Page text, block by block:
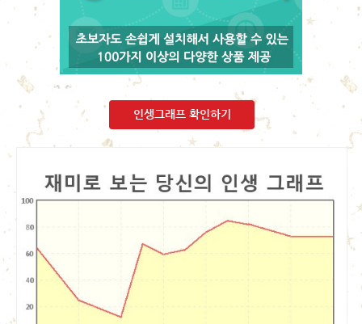
인생그래프 확인하기